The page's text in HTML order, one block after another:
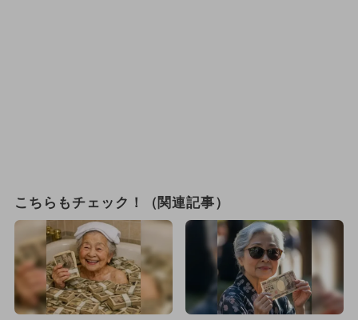
こちらもチェック！（関連記事）